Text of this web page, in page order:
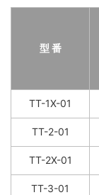
型 番
TT-1X-01
TT-2-01
TT-2X-01
TT-3-01